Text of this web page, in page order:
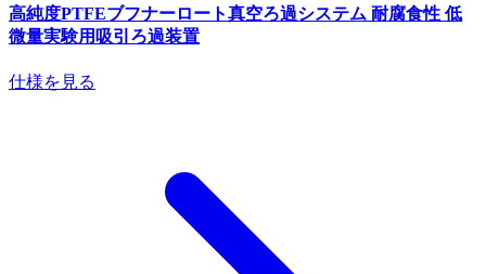
高純度PTFEブフナーロート真空ろ過システム 耐腐食性 低
微量実験用吸引ろ過装置
仕様を見る